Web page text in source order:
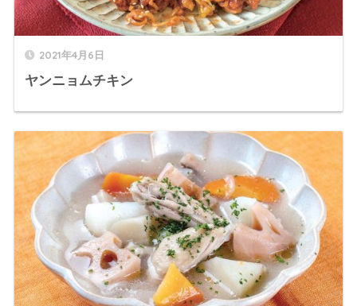
2021年4月6日
ヤンニョムチキン